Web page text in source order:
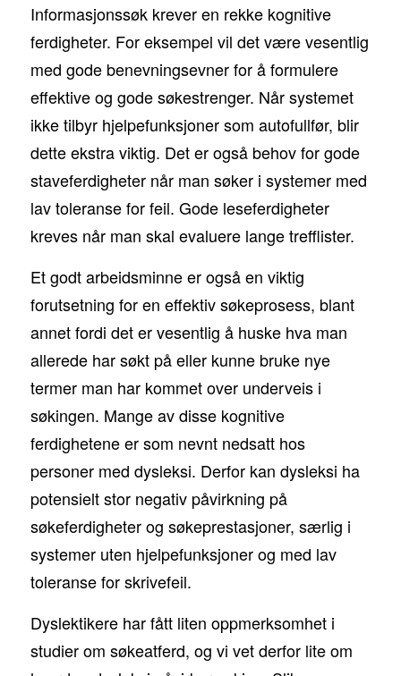
Informasjonssøk krever en rekke kognitive
ferdigheter. For eksempel vil det være vesentlig
med gode benevningsevner for å formulere
effektive og gode søkestrenger. Når systemet
ikke tilbyr hjelpefunksjoner som autofullfør, blir
dette ekstra viktig. Det er også behov for gode
staveferdigheter når man søker i systemer med
lav toleranse for feil. Gode leseferdigheter
kreves når man skal evaluere lange trefflister.
Et godt arbeidsminne er også en viktig
forutsetning for en effektiv søkeprosess, blant
annet fordi det er vesentlig å huske hva man
allerede har søkt på eller kunne bruke nye
termer man har kommet over underveis i
søkingen. Mange av disse kognitive
ferdighetene er som nevnt nedsatt hos
personer med dysleksi. Derfor kan dysleksi ha
potensielt stor negativ påvirkning på
søkeferdigheter og søkeprestasjoner, særlig i
systemer uten hjelpefunksjoner og med lav
toleranse for skrivefeil.
Dyslektikere har fått liten oppmerksomhet i
studier om søkeatferd, og vi vet derfor lite om